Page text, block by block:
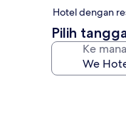
bintang
3.5
Hotel dengan
Pilih
Ke